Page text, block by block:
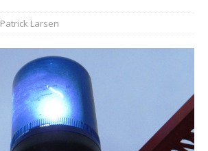
Patrick Larsen